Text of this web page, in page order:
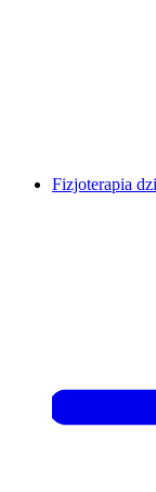
Fizjoterapia